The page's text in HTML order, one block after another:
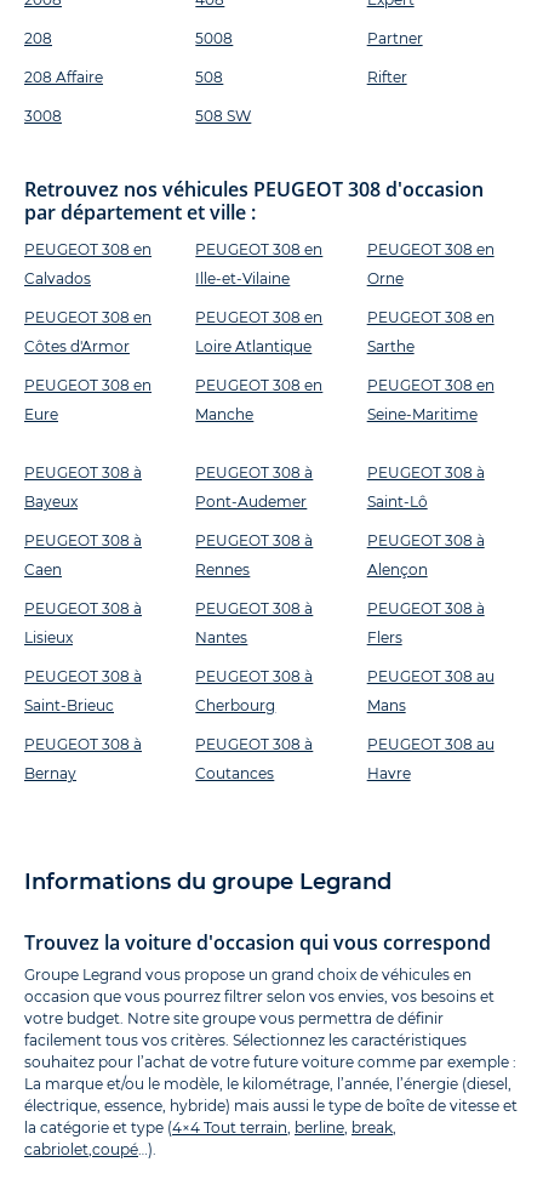
208
208 Affaire
3008
5008
508
508 SW
Partner
Rifter
Retrouvez nos véhicules PEUGEOT 308 d'occasion
par département et ville :
PEUGEOT 308 en
Calvados
PEUGEOT 308 en
Côtes d'Armor
PEUGEOT 308 en
Eure
PEUGEOT 308 en
Ille-et-Vilaine
PEUGEOT 308 en
Loire Atlantique
PEUGEOT 308 en
Manche
PEUGEOT 308 en
Orne
PEUGEOT 308 en
Sarthe
PEUGEOT 308 en
Seine-Maritime
PEUGEOT 308 à
Bayeux
PEUGEOT 308 à
Caen
PEUGEOT 308 à
Lisieux
PEUGEOT 308 à
Saint-Brieuc
PEUGEOT 308 à
Bernay
PEUGEOT 308 à
Pont-Audemer
PEUGEOT 308 à
Rennes
PEUGEOT 308 à
Nantes
PEUGEOT 308 à
Cherbourg
PEUGEOT 308 à
Coutances
PEUGEOT 308 à
Saint-Lô
PEUGEOT 308 à
Alençon
PEUGEOT 308 à
Flers
PEUGEOT 308 au
Mans
PEUGEOT 308 au
Havre
Informations du groupe Legrand
Trouvez la voiture d'occasion qui vous correspond
Groupe Legrand vous propose un grand choix de véhicules en
occasion que vous pourrez filtrer selon vos envies, vos besoins et
votre budget. Notre site groupe vous permettra de définir
facilement tous vos critères. Sélectionnez les caractéristiques
souhaitez pour l’achat de votre future voiture comme par exemple :
La marque et/ou le modèle, le kilométrage, l’année, l’énergie (diesel,
électrique, essence, hybride) mais aussi le type de boîte de vitesse et
la catégorie et type (4×4 Tout terrain berline break
cabriolet coupé …).